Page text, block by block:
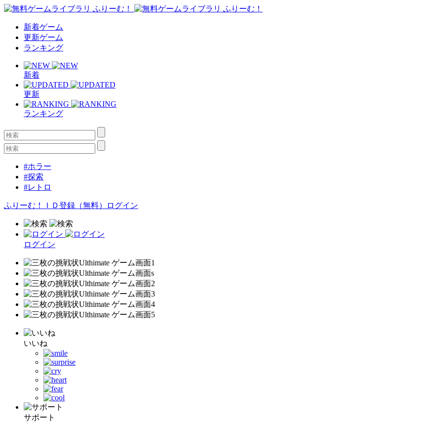
新着ゲーム
更新ゲーム
ランキング
新着
更新
ランキング
#ホラー
#探索
#レトロ
ふりーむ！ＩＤ登録（無料） ログイン
ログイン
いいね
サポート